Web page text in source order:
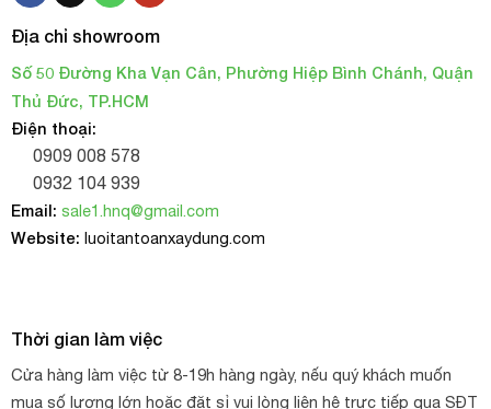
Địa chỉ showroom
Số 50 Đường Kha Vạn Cân, Phường Hiệp Bình Chánh, Quận
Thủ Đức, TP.HCM
Điện thoại:
0909 008 578
0932 104 939
Email: sale1.hnq@gmail.com
Website: luoitantoanxaydung.com
Thời gian làm việc
Cửa hàng làm việc từ 8-19h hàng ngày, nếu quý khách muốn
mua số lượng lớn hoặc đặt sỉ vui lòng liên hệ trực tiếp qua SĐT